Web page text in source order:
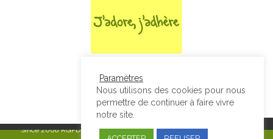
Since 2008RGPD & Mentions Légales|Designed by Studio Thil - Site
Paramètres
Nous utilisons des cookies pour nous
permettre de continuer à faire vivre
notre site.